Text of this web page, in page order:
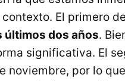
El primero
últimos dos años.
significativa. El
noviembre, por lo